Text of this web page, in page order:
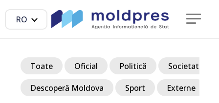
RO
Toate Oficial Politică Societate
Descoperă Moldova Sport Externe